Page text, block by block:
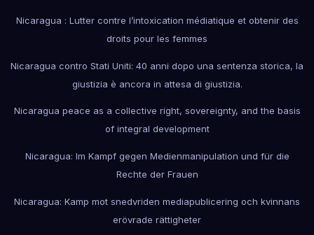
Nicaragua : Lutter contre l’intoxication médiatique et obtenir des
droits pour les femmes
Nicaragua contro Stati Uniti: 40 anni dopo una sentenza storica, la
giustizia è ancora in attesa di giustizia.
Nicaragua peace as a collective right, sovereignty, and the basis
of integral development
Nicaragua: Im Kampf gegen Medienmanipulation und für die
Rechte der Frauen
Nicaragua: Kamp mot snedvriden mediapublicering och kvinnans
erövrade rättigheter